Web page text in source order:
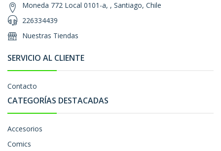
Moneda 772 Local 0101-a, , Santiago, Chile
226334439
Nuestras Tiendas
SERVICIO AL CLIENTE
Contacto
CATEGORÍAS DESTACADAS
Accesorios
Comics